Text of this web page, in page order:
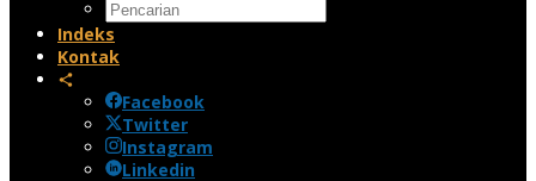
Indeks
Kontak
Facebook
Twitter
Instagram
Linkedin